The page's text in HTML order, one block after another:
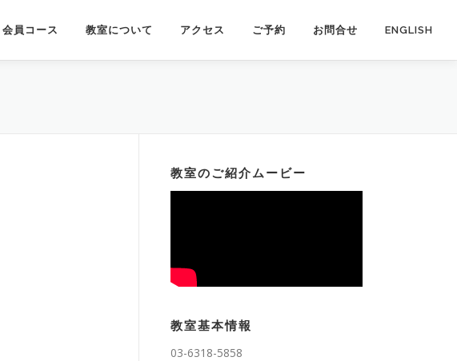
会員コース 教室について アクセス ご予約 お問合せ ENGLISH
教室のご紹介ムービー
教室基本情報
03-6318-5858